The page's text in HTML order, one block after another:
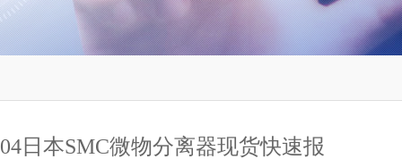
日本SMC微物分离器现货快速报